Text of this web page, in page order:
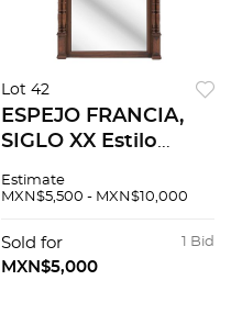
Lot 42
ESPEJO FRANCIA,
SIGLO XX Estilo
madera de nogal
con borde biselado y
remate superior con
Estimate
MXN$5,500 - MXN$10,000
1 Bid
Sold for
MXN$5,000